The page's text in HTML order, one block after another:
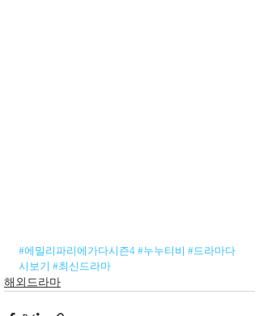
#에밀리파리에가다시즌4 #누누티비 #드라마다
시보기 #최신드라마
해외드라마